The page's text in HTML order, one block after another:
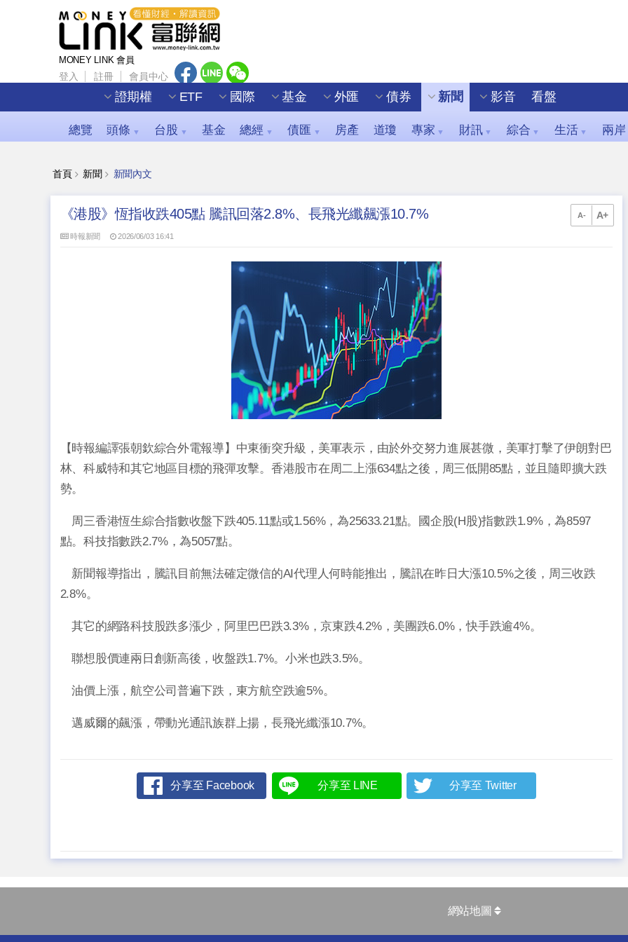
MONEY LINK 會員
登入 註冊 會員中心
證期權 ETF 國際 基金 外匯 債券 新聞 影音 看盤
總覽 頭條 ▼ 台股 ▼ 基金 總經 ▼ 債匯 ▼ 房產 道瓊 專家 ▼ 財訊 ▼ 綜合 ▼ 生活 ▼ 兩岸
首頁 新聞 新聞內文
A- A+
《港股》恆指收跌405點 騰訊回落2.8%、長飛光纖飆漲10.7%
時報新聞 2026/06/03 16:41
【時報編譯張朝欽綜合外電報導】中東衝突升級，美軍表示，由於外交努力進展甚微，美軍打擊了伊朗對巴
林、科威特和其它地區目標的飛彈攻擊。香港股市在周二上漲634點之後，周三低開85點，並且隨即擴大跌
勢。
周三香港恆生綜合指數收盤下跌405.11點或1.56%，為25633.21點。國企股(H股)指數跌1.9%，為8597
點。科技指數跌2.7%，為5057點。
新聞報導指出，騰訊目前無法確定微信的AI代理人何時能推出，騰訊在昨日大漲10.5%之後，周三收跌
2.8%。
其它的網路科技股跌多漲少，阿里巴巴跌3.3%，京東跌4.2%，美團跌6.0%，快手跌逾4%。
聯想股價連兩日創新高後，收盤跌1.7%。小米也跌3.5%。
油價上漲，航空公司普遍下跌，東方航空跌逾5%。
邁威爾的飆漲，帶動光通訊族群上揚，長飛光纖漲10.7%。
分享至 Facebook 分享至 LINE 分享至 Twitter
網站地圖